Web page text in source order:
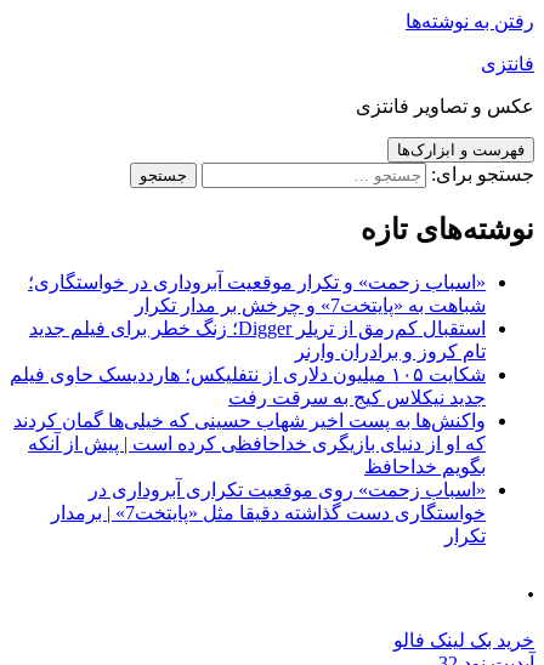
رفتن به نوشته‌ها
فانتزی
عکس و تصاویر فانتزی
فهرست و ابزارک‌ها
جستجو برای:
نوشته‌های تازه
«اسباب زحمت» و تکرار موقعیت آبروداری در خواستگاری؛
شباهت به «پایتخت7» و چرخش بر مدار تکرار
استقبال کم‌رمق از تریلر Digger؛ زنگ خطر برای فیلم جدید
تام کروز و برادران وارنر
شکایت ۱۰۵ میلیون دلاری از نتفلیکس؛ هارددیسک حاوی فیلم
جدید نیکلاس کیج به سرقت رفت
واکنش‌ها به پست اخیر شهاب حسینی که خیلی‌ها گمان کردند
که او از دنیای بازیگری خداحافظی کرده است | پیش از آنکه
بگویم خداحافظ
«اسباب زحمت» روی موقعیت تکراری آبروداری در
خواستگاری دست گذاشته دقیقا مثل «پایتخت7» | برمدار
تکرار
.
خرید بک لینک فالو